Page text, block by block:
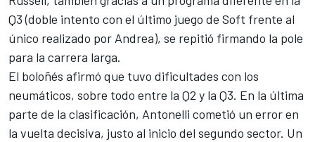
Q3 (doble intento con el último juego de Soft frente al
único realizado por Andrea), se repitió firmando la pole
para la carrera larga.
El boloñés afirmó que tuvo dificultades con los
neumáticos, sobre todo entre la Q2 y la Q3. En la última
parte de la clasificación, Antonelli cometió un error en
la vuelta decisiva, justo al inicio del segundo sector. Un